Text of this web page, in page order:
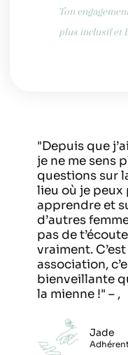
Ton
plus inclusif et
"Depuis que
je ne me sens
questions sur
lieu où je
apprendre et
d’autres
pas de
vraiment.
association,
bienveillante
la mienne !" – ,
Jade